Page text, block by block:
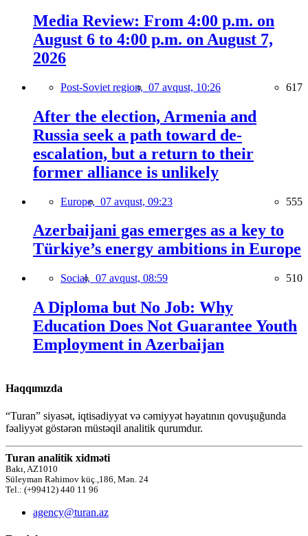
Media Review: From 4:00 p.m. on
August 6 to 4:00 p.m. on August 7,
2026
Post-Soviet region, 07 avqust, 10:26 617
After the election, Armenia and
Russia seek a path toward de-
escalation, but a return to their
former alliance is unlikely
Europe, 07 avqust, 09:23 555
Azerbaijani gas emerges as a key to
Türkiye’s energy ambitions in Europe
Social, 07 avqust, 08:59 510
A Diploma but No Job: Why
Education Does Not Guarantee Youth
Employment in Azerbaijan
Haqqımızda
“Turan” siyasət, iqtisadiyyat və cəmiyyət həyatının qovuşuğunda
fəaliyyət göstərən müstəqil analitik qurumdur.
Turan analitik xidməti
Bakı, AZ1010
Süleyman Rəhimov küç.,186, Mən. 24
Tel.: (+99412) 440 11 96
agency@turan.az